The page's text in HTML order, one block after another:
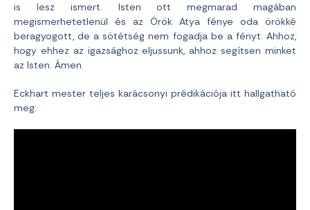
is lesz ismert. Isten ott megmarad magában
megismerhetetlenül és az Örök Atya fénye oda örökké
beragyogott, de a sötétség nem fogadja be a fényt. Ahhoz,
hogy ehhez az igazsághoz eljussunk, ahhoz segítsen minket
az Isten. Ámen.
Eckhart mester teljes karácsonyi prédikációja itt hallgatható
meg: